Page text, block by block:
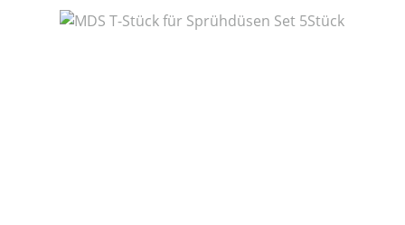
Bildergalerie überspringen